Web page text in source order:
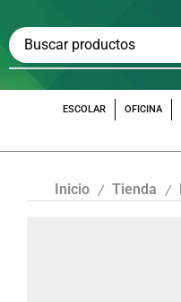
ESCOLAR OFICINA
Inicio / Tienda /